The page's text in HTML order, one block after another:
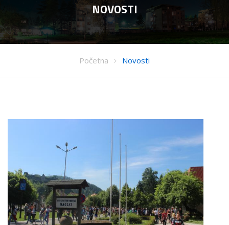
NOVOSTI
Početna Novosti